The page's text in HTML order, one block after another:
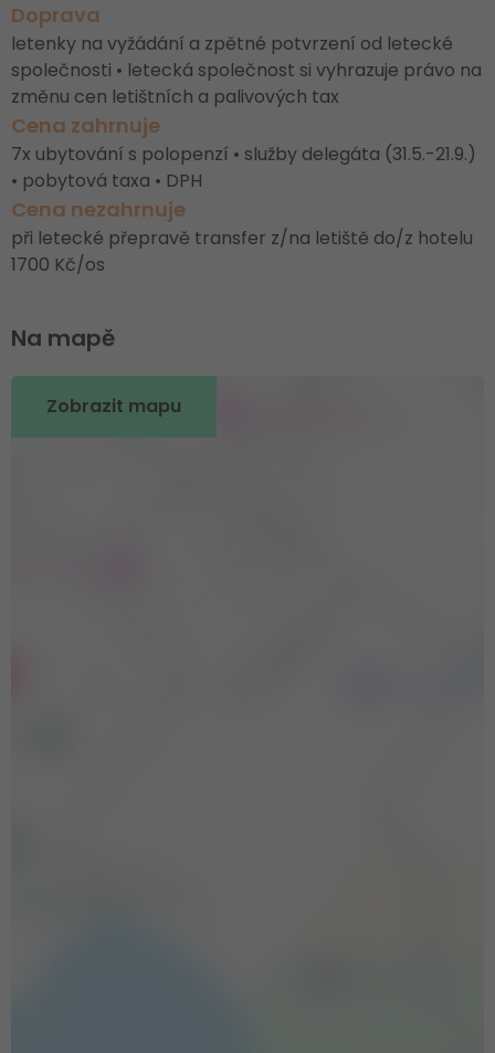
Doprava
letenky na vyžádání a zpětné potvrzení od letecké
společnosti • letecká společnost si vyhrazuje právo na
změnu cen letištních a palivových tax
Cena zahrnuje
7x ubytování s polopenzí • služby delegáta (31.5.-21.9.)
• pobytová taxa • DPH
Cena nezahrnuje
při letecké přepravě transfer z/na letiště do/z hotelu
1700 Kč/os
Na mapě
Zobrazit mapu